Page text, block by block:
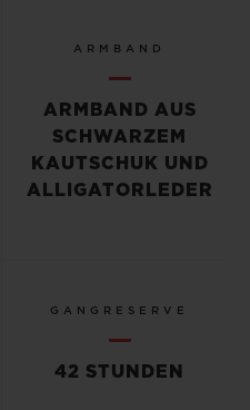
ARMBAND
ARMBAND AUS
SCHWARZEM
KAUTSCHUK UND
ALLIGATORLEDER
GANGRESERVE
42 STUNDEN